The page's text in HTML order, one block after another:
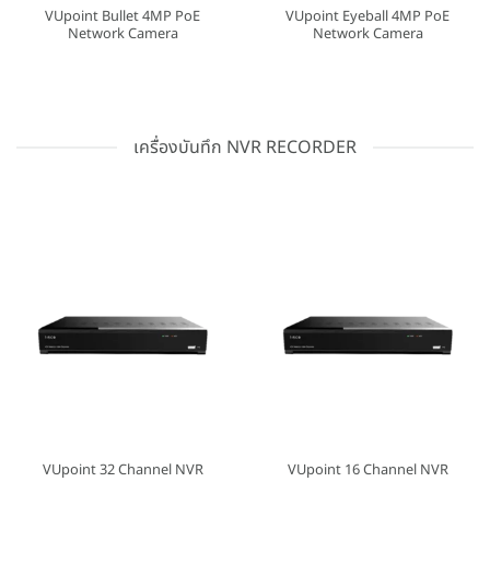
VUpoint Bullet 4MP PoE
Network Camera
VUpoint Eyeball 4MP PoE
Network Camera
เครื่องบันทึก NVR RECORDER
VUpoint 32 Channel NVR VUpoint 16 Channel NVR